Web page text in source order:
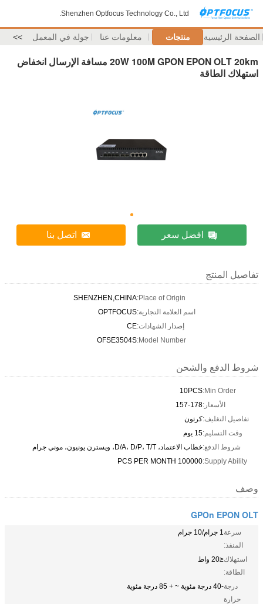
Shenzhen Optfocus Technology Co., Ltd.
الصفحة الرئيسية منتجات معلومات عنا جولة في المعمل >>
20W 100M GPON EPON OLT 20km مسافة الإرسال انخفاض
استهلاك الطاقة
افضل سعر اتصل بنا
تفاصيل المنتج
Place of Origin:
SHENZHEN,CHINA
اسم العلامة التجارية:OPTFOCUS
إصدار الشهادات:CE
Model Number:
OFSE3504S
شروط الدفع والشحن
Min Order:
10PCS
الأسعار:157-178
تفاصيل التغليف:كرتون
وقت التسليم:15 يوم
شروط الدفع:خطاب الاعتماد، D/A، D/P، T/T، ويسترن يونيون، موني جرام
Supply Ability:
100000 PCS PER MONTH
وصف
GPOn EPON OLT
سرعة
المنفذ:
1 جرام/10 جرام
استهلاك
الطاقة:
≤20 واط
درجة
حرارة
-40 درجة مئوية ~ + 85 درجة مئوية